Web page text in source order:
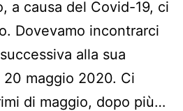
a causa del Covid-19, ci
Dovevamo incontrarci
alla sua
maggio 2020. Ci
di maggio, dopo più…